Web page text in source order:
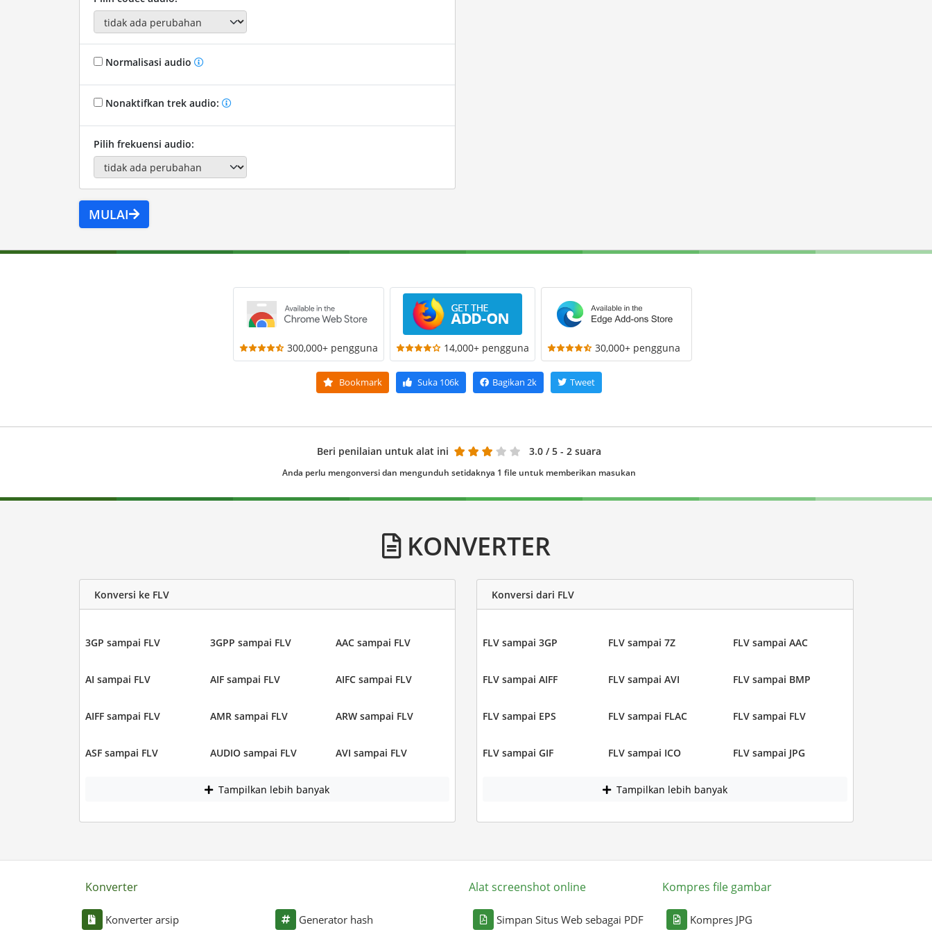
Normalisasi audio
Nonaktifkan trek audio:
Pilih frekuensi audio:
MULAI
300,000+ pengguna 14,000+ pengguna 30,000+ pengguna
Bookmark Suka 106k Bagikan 2k Tweet
Beri penilaian untuk alat ini 3.0 / 5 - 2 suara
Anda perlu mengonversi dan mengunduh setidaknya 1 file untuk memberikan masukan
KONVERTER
Konversi ke FLV
3GP sampai FLV 3GPP sampai FLV AAC sampai FLV
AI sampai FLV AIF sampai FLV AIFC sampai FLV
AIFF sampai FLV AMR sampai FLV ARW sampai FLV
ASF sampai FLV AUDIO sampai FLV AVI sampai FLV
Tampilkan lebih banyak
Konversi dari FLV
FLV sampai 3GP FLV sampai 7Z FLV sampai AAC
FLV sampai AIFF FLV sampai AVI FLV sampai BMP
FLV sampai EPS FLV sampai FLAC FLV sampai FLV
FLV sampai GIF FLV sampai ICO FLV sampai JPG
Tampilkan lebih banyak
Konverter
Konverter arsip Generator hash
Alat screenshot online
Simpan Situs Web sebagai PDF
Kompres file gambar
Kompres JPG